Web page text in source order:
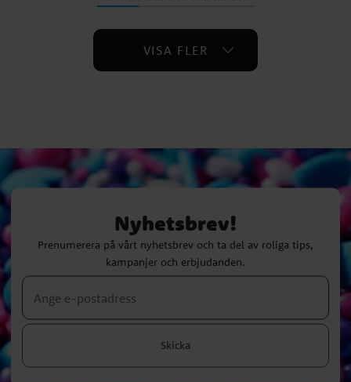
VISA FLER
Nyhetsbrev!
Prenumerera på vårt nyhetsbrev och ta del av roliga tips,
kampanjer och erbjudanden.
Skicka